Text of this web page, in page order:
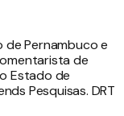
Pernambuco e
de
Estado de
Pesquisas. DRT